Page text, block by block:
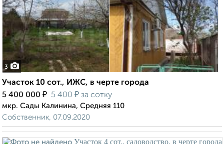
3
Участок 10 сот., ИЖС, в черте города
5 400 000 ₽ 5 400 ₽ за сотку
мкр. Сады Калинина, Средняя 110
Собственник, 07.09.2020